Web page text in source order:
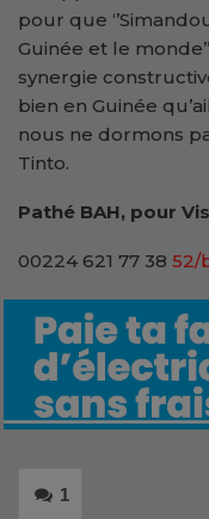
pour que
Guinée et le
synergie
bien en Guinée
nous ne dormons
Tinto.
Pathé BAH, pour
00224 621 77 38 52/
1